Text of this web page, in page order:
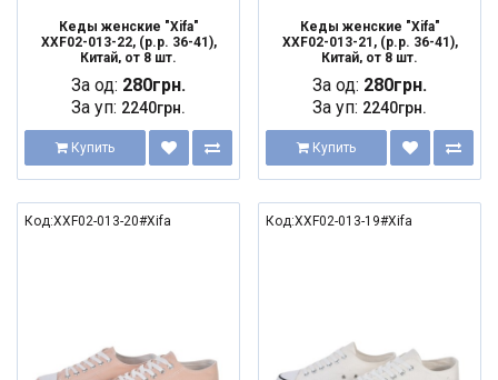
Кеды женские "Xifa"
XXF02-013-22, (р.р. 36-41),
Китай, от 8 шт.
За од: 280грн.
За уп: 2240грн.
Купить
Кеды женские "Xifa"
XXF02-013-21, (р.р. 36-41),
Китай, от 8 шт.
За од: 280грн.
За уп: 2240грн.
Купить
Код:XXF02-013-20#Xifa Код:XXF02-013-19#Xifa